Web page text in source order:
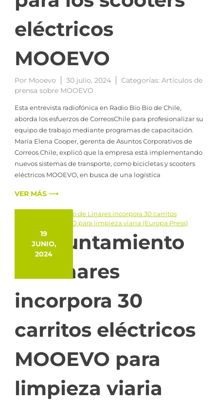
eléctricos
MOOEVO
Por Mooevo 30 julio, 2024 Categorías: Artículos de
prensa sobre MOOEVO
Esta entrevista radiofónica en Radio Bio Bio de Chile,
aborda los esfuerzos de CorreosChile para profesionalizar su
equipo de trabajo mediante programas de capacitación.
María Elena Cooper, gerenta de Asuntos Corporativos de
Correos Chile, explicó que la empresa está implementando
nuevos sistemas de transporte, como bicicletas y scooters
eléctricos MOOEVO, en busca de una logística
VER MÁS ⟶
19
JUNIO,
2024
El Ayuntamiento
de Linares
incorpora 30
carritos eléctricos
MOOEVO para
limpieza viaria